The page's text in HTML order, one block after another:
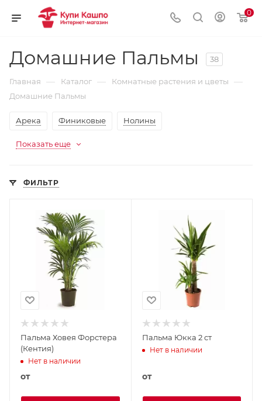
0
Домашние Пальмы 38
Главная — Каталог — Комнатные растения и цветы —
Домашние Пальмы
Арека Финиковые Нолины
Показать еще
ФИЛЬТР
Пальма Ховея Форстера
(Кентия)
Нет в наличии
от
Пальма Юкка 2 ст
Нет в наличии
от